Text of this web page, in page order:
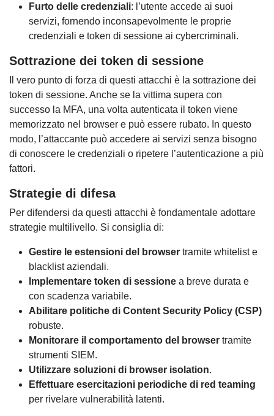
Furto delle credenziali: l’utente accede ai suoi
servizi, fornendo inconsapevolmente le proprie
credenziali e token di sessione ai cybercriminali.
Sottrazione dei token di sessione
Il vero punto di forza di questi attacchi è la sottrazione dei
token di sessione. Anche se la vittima supera con
successo la MFA, una volta autenticata il token viene
memorizzato nel browser e può essere rubato. In questo
modo, l’attaccante può accedere ai servizi senza bisogno
di conoscere le credenziali o ripetere l’autenticazione a più
fattori.
Strategie di difesa
Per difendersi da questi attacchi è fondamentale adottare
strategie multilivello. Si consiglia di:
Gestire le estensioni del browser tramite whitelist e
blacklist aziendali.
Implementare token di sessione a breve durata e
con scadenza variabile.
Abilitare politiche di Content Security Policy (CSP)
robuste.
Monitorare il comportamento del browser tramite
strumenti SIEM.
Utilizzare soluzioni di browser isolation.
Effettuare esercitazioni periodiche di red teaming
per rivelare vulnerabilità latenti.